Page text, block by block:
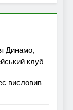
Динамо,
клуб
висловив